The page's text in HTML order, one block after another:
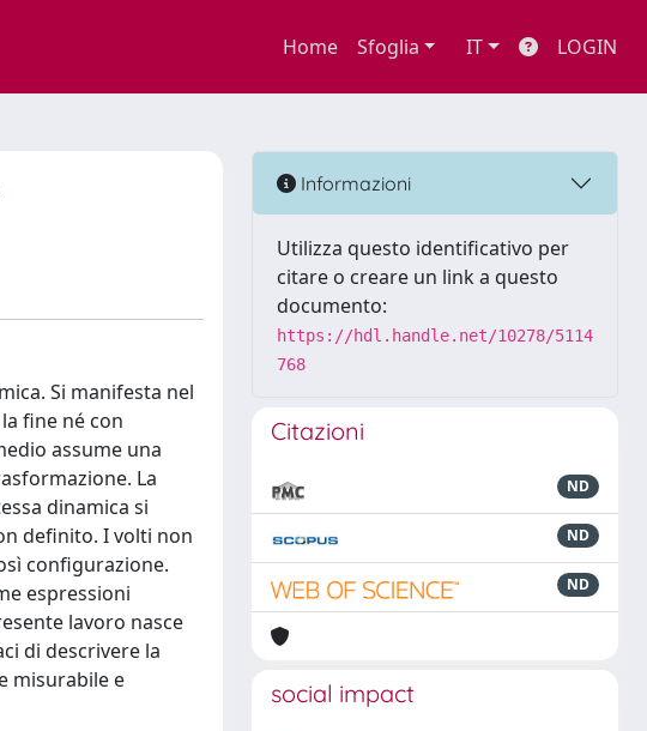
Home Sfoglia IT LOGIN
Si manifesta nel
fine né con
assume una
La
dinamica si
definito. I volti non
configurazione.
espressioni
lavoro nasce
di descrivere la
misurabile e
Informazioni
Utilizza questo identificativo per
citare o creare un link a questo
documento:
https://hdl.handle.net/10278/5114
768
Citazioni
ND
ND
ND
social impact